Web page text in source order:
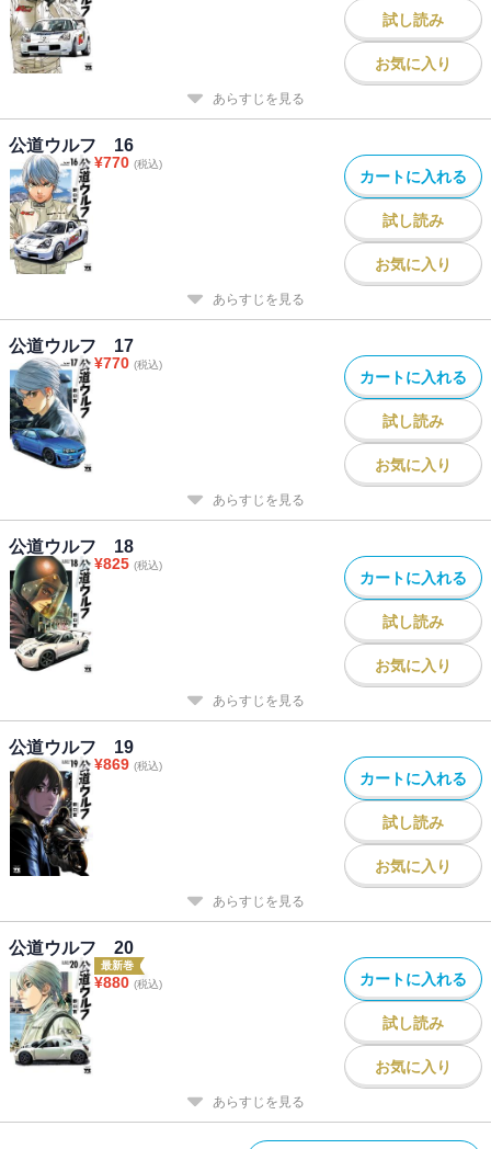
試し読み
お気に入り
あらすじを見る
公道ウルフ 16
¥770 (税込)
カートに入れる
試し読み
お気に入り
あらすじを見る
公道ウルフ 17
¥770 (税込)
カートに入れる
試し読み
お気に入り
あらすじを見る
公道ウルフ 18
¥825 (税込)
カートに入れる
試し読み
お気に入り
あらすじを見る
公道ウルフ 19
¥869 (税込)
カートに入れる
試し読み
お気に入り
あらすじを見る
公道ウルフ 20
最新巻
¥880 (税込) カートに入れる
試し読み
お気に入り
あらすじを見る